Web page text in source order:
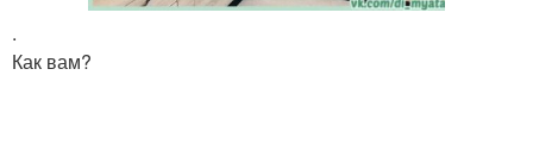
.
Как вам?